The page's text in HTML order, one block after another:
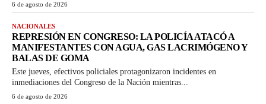
6 de agosto de 2026
NACIONALES
REPRESIÓN EN CONGRESO: LA POLICÍA ATACÓ A
MANIFESTANTES CON AGUA, GAS LACRIMÓGENO Y
BALAS DE GOMA
Este jueves, efectivos policiales protagonizaron incidentes en
inmediaciones del Congreso de la Nación mientras...
6 de agosto de 2026